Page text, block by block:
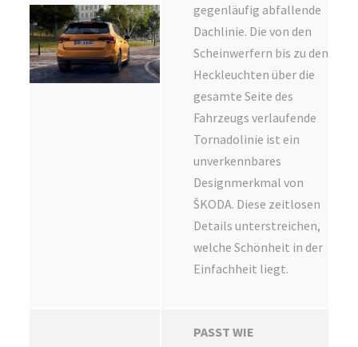
gegenläufig abfallende
Dachlinie. Die von den
Scheinwerfern bis zu den
Heckleuchten über die
gesamte Seite des
Fahrzeugs verlaufende
Tornadolinie ist ein
unverkennbares
Designmerkmal von
ŠKODA. Diese zeitlosen
Details unterstreichen,
welche Schönheit in der
Einfachheit liegt.
PASST WIE